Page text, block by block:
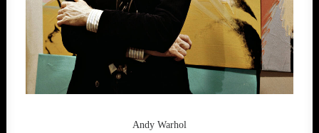
Andy Warhol